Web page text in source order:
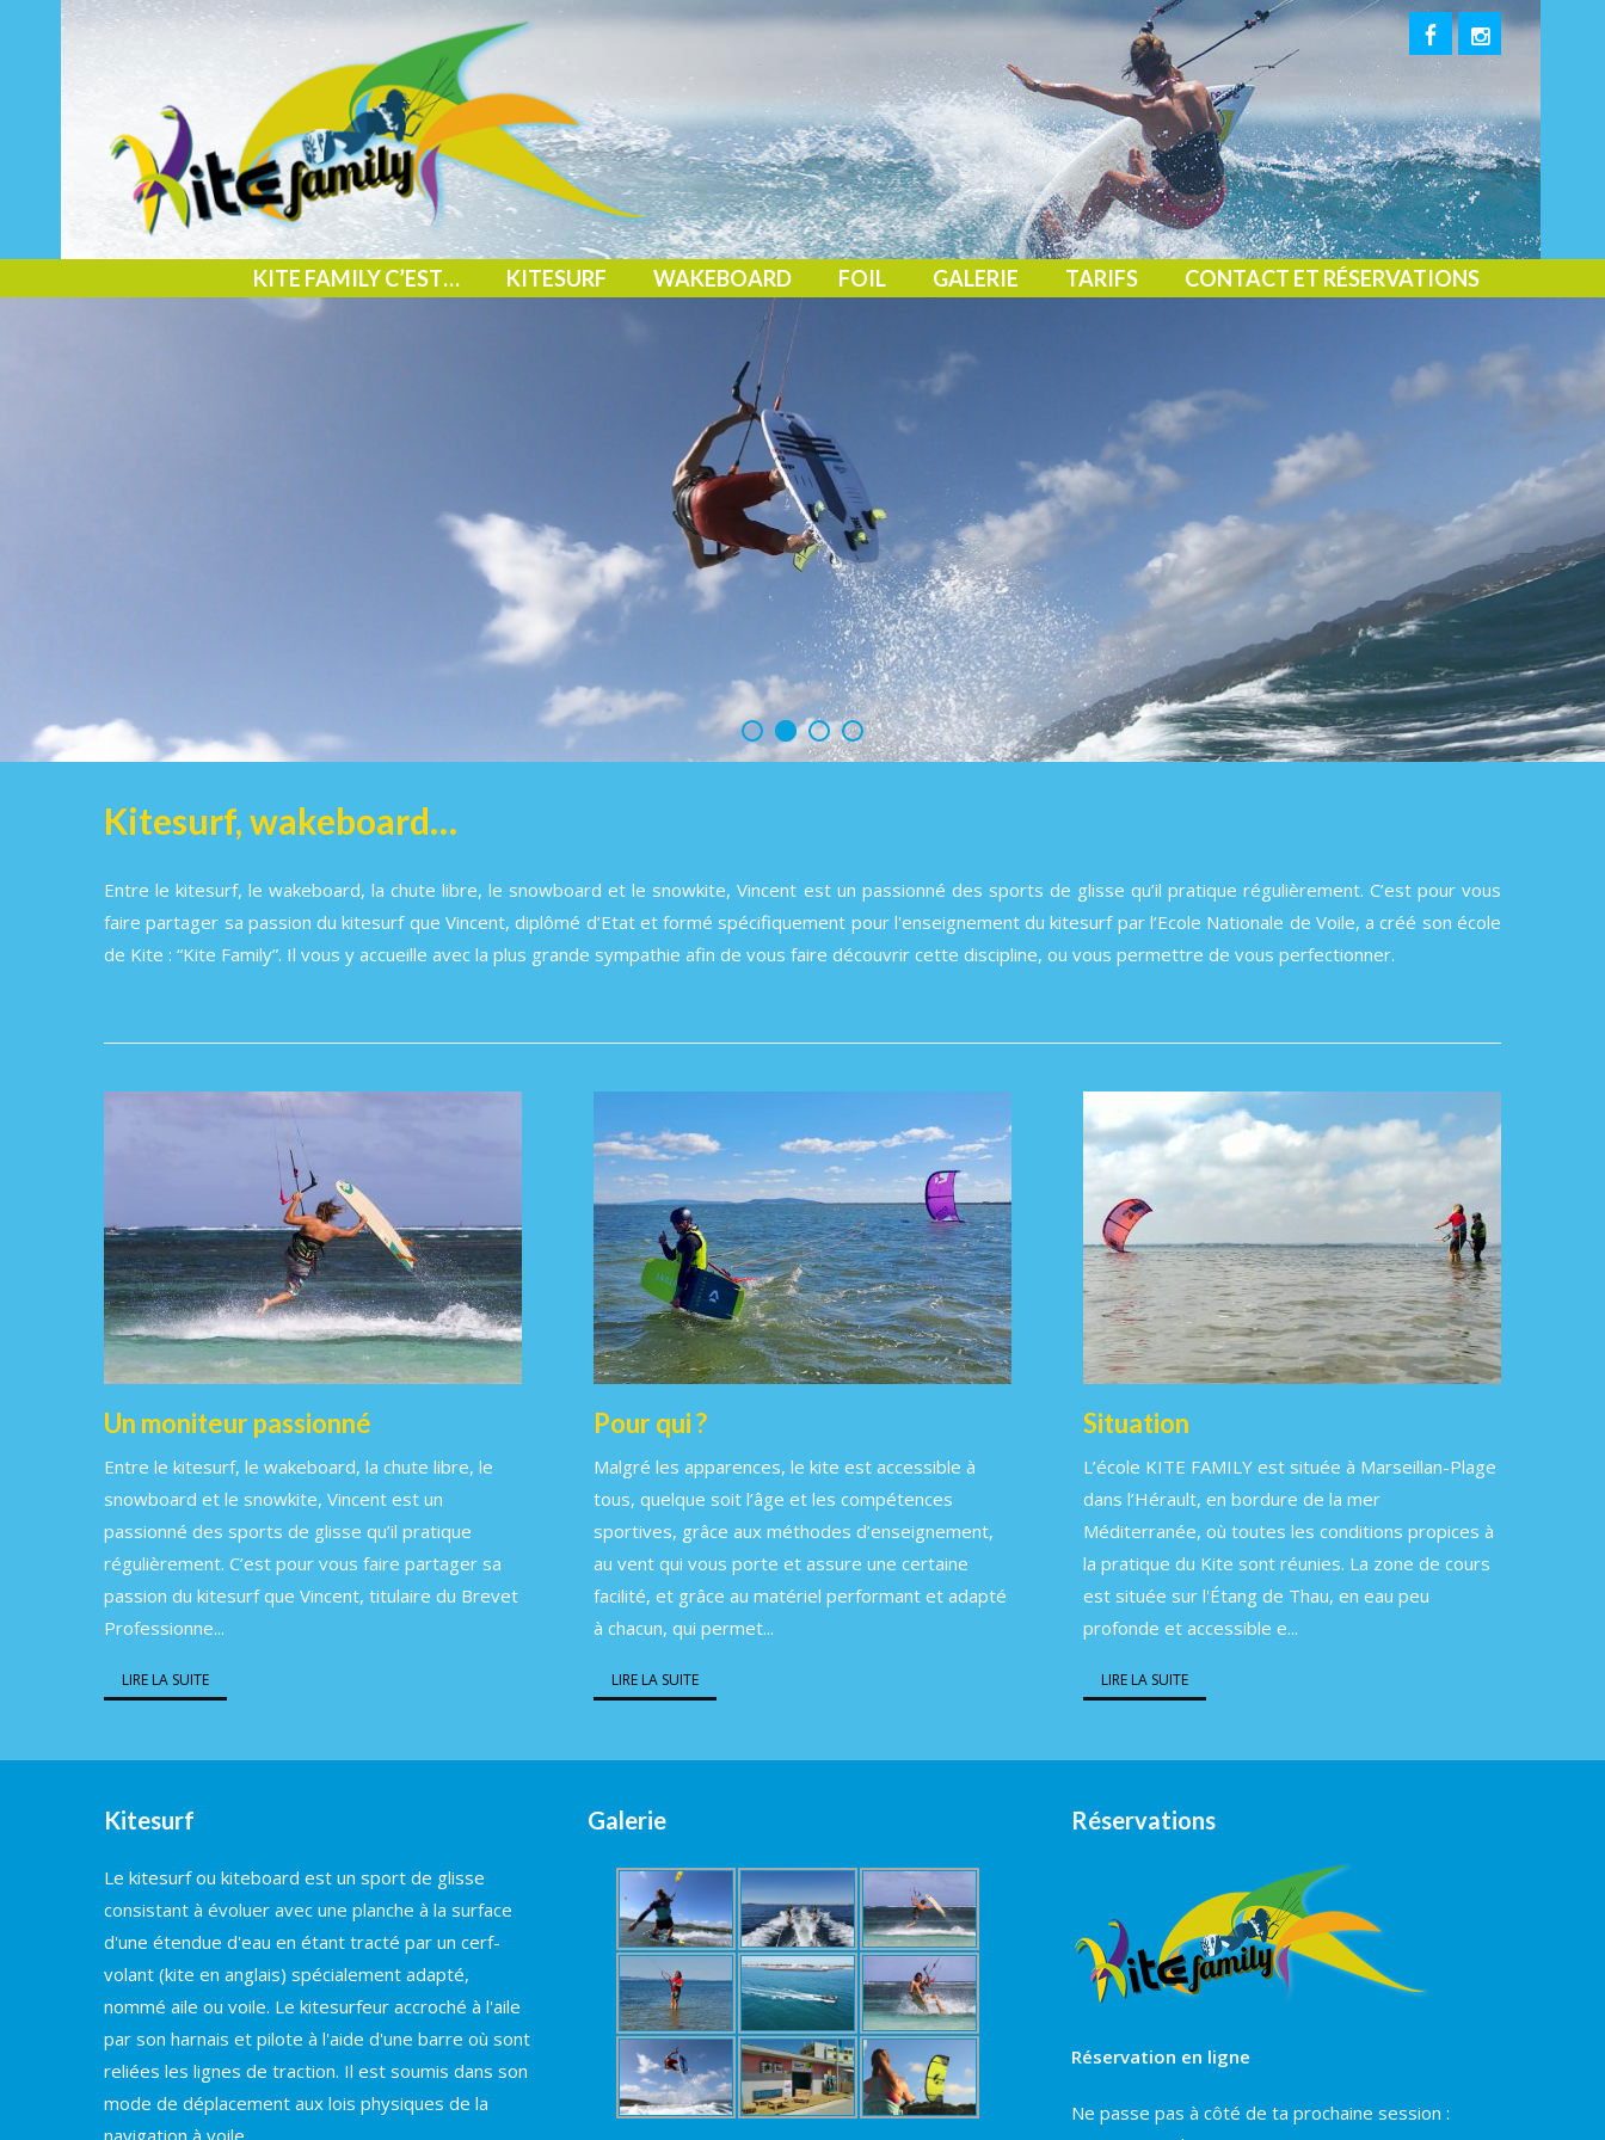
KITE FAMILY C’EST… KITESURF WAKEBOARD FOIL GALERIE TARIFS CONTACT ET RÉSERVATIONS
Kitesurf, wakeboard…
Entre le kitesurf, le wakeboard, la chute libre, le snowboard et le snowkite, Vincent est un passionné des sports de glisse qu’il pratique régulièrement. C’est pour vous
faire partager sa passion du kitesurf que Vincent, diplômé d’Etat et formé spécifiquement pour l'enseignement du kitesurf par l’Ecole Nationale de Voile, a créé son école
de Kite : “Kite Family”. Il vous y accueille avec la plus grande sympathie afin de vous faire découvrir cette discipline, ou vous permettre de vous perfectionner.
Un moniteur passionné
Entre le kitesurf, le wakeboard, la chute libre, le
snowboard et le snowkite, Vincent est un
passionné des sports de glisse qu’il pratique
régulièrement. C’est pour vous faire partager sa
passion du kitesurf que Vincent, titulaire du Brevet
Professionne...
LIRE LA SUITE
Pour qui ?
Malgré les apparences, le kite est accessible à
tous, quelque soit l’âge et les compétences
sportives, grâce aux méthodes d’enseignement,
au vent qui vous porte et assure une certaine
facilité, et grâce au matériel performant et adapté
à chacun, qui permet...
LIRE LA SUITE
Situation
L’école KITE FAMILY est située à Marseillan-Plage
dans l’Hérault, en bordure de la mer
Méditerranée, où toutes les conditions propices à
la pratique du Kite sont réunies. La zone de cours
est située sur l'Étang de Thau, en eau peu
profonde et accessible e...
LIRE LA SUITE
Kitesurf
Le kitesurf ou kiteboard est un sport de glisse
consistant à évoluer avec une planche à la surface
d'une étendue d'eau en étant tracté par un cerf-
volant (kite en anglais) spécialement adapté,
nommé aile ou voile. Le kitesurfeur accroché à l'aile
par son harnais et pilote à l'aide d'une barre où sont
reliées les lignes de traction. Il est soumis dans son
mode de déplacement aux lois physiques de la
navigation à voile.
Galerie Réservations
Réservation en ligne
Ne passe pas à côté de ta prochaine session :